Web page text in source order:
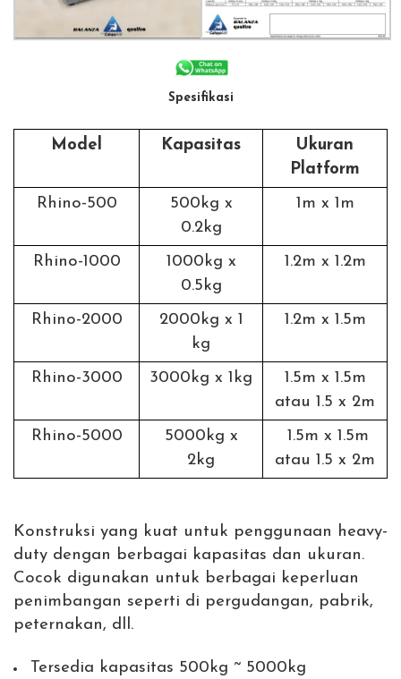
Spesifikasi
Model Kapasitas
Ukuran
Platform
Rhino-500
500kg x
0.2kg
1m x 1m
Rhino-1000
1000kg x
0.5kg
1.2m x 1.2m
Rhino-2000
2000kg x 1
kg
1.2m x 1.5m
Rhino-3000 3000kg x 1kg
1.5m x 1.5m
atau 1.5 x 2m
Rhino-5000
5000kg x
2kg
1.5m x 1.5m
atau 1.5 x 2m
Konstruksi yang kuat untuk penggunaan heavy-
duty dengan berbagai kapasitas dan ukuran.
Cocok digunakan untuk berbagai keperluan
penimbangan seperti di pergudangan, pabrik,
peternakan, dll.
Tersedia kapasitas 500kg ~ 5000kg